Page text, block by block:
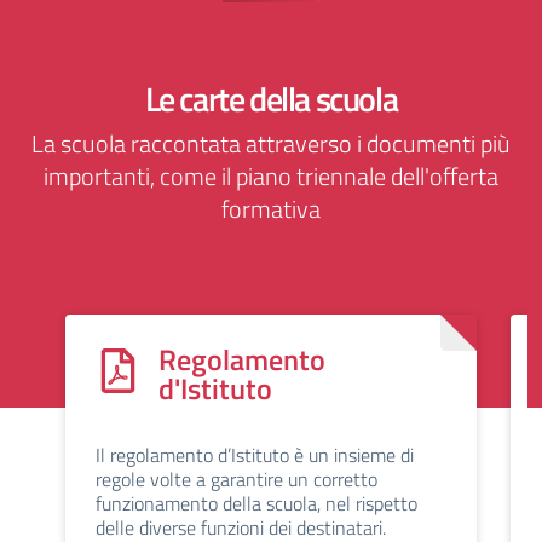
Le carte della scuola
La scuola raccontata attraverso i documenti più
importanti, come il piano triennale dell'offerta
formativa
Regolamento
d'Istituto
Il regolamento d’Istituto è un insieme di
regole volte a garantire un corretto
funzionamento della scuola, nel rispetto
delle diverse funzioni dei destinatari.